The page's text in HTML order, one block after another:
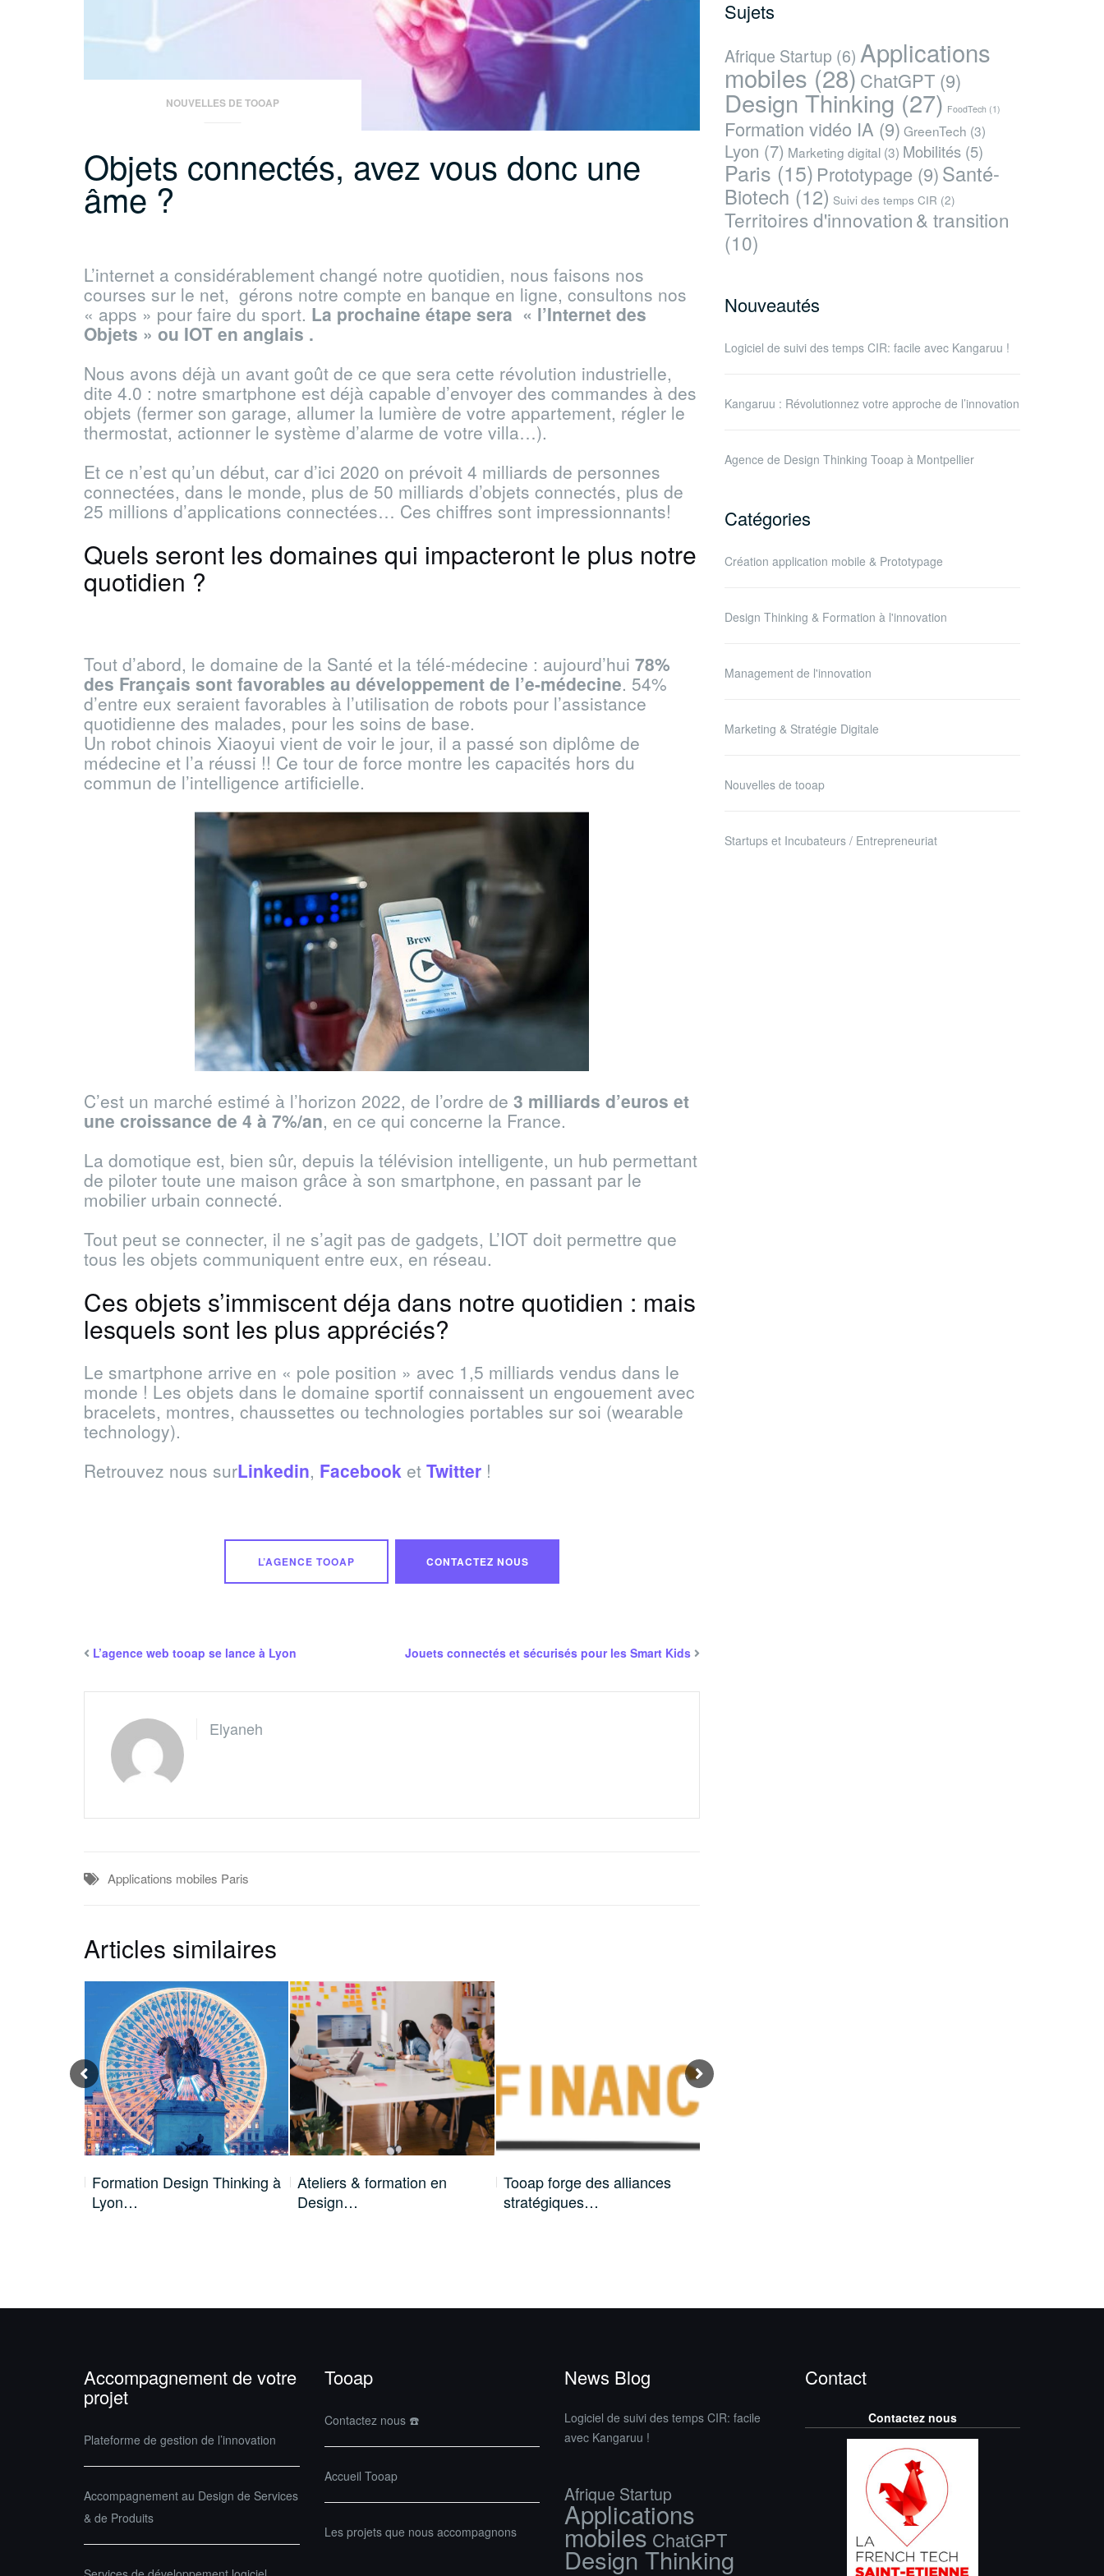
NOUVELLES DE TOOAP
Objets connectés, avez vous donc une
âme ?
L’internet a considérablement changé notre quotidien, nous faisons nos
courses sur le net, gérons notre compte en banque en ligne, consultons nos
« apps » pour faire du sport. La prochaine étape sera « l’Internet des
Objets » ou IOT en anglais .
Nous avons déjà un avant goût de ce que sera cette révolution industrielle,
dite 4.0 : notre smartphone est déjà capable d’envoyer des commandes à des
objets (fermer son garage, allumer la lumière de votre appartement, régler le
thermostat, actionner le système d’alarme de votre villa…).
Et ce n’est qu’un début, car d’ici 2020 on prévoit 4 milliards de personnes
connectées, dans le monde, plus de 50 milliards d’objets connectés, plus de
25 millions d’applications connectées… Ces chiffres sont impressionnants!
Quels seront les domaines qui impacteront le plus notre
quotidien ?
Tout d’abord, le domaine de la Santé et la télé-médecine : aujourd’hui 78%
des Français sont favorables au développement de l’e-médecine. 54%
d’entre eux seraient favorables à l’utilisation de robots pour l’assistance
quotidienne des malades, pour les soins de base.
Un robot chinois Xiaoyui vient de voir le jour, il a passé son diplôme de
médecine et l’a réussi !! Ce tour de force montre les capacités hors du
commun de l’intelligence artificielle.
C’est un marché estimé à l’horizon 2022, de l’ordre de 3 milliards d’euros et
une croissance de 4 à 7%/an, en ce qui concerne la France.
La domotique est, bien sûr, depuis la télévision intelligente, un hub permettant
de piloter toute une maison grâce à son smartphone, en passant par le
mobilier urbain connecté.
Tout peut se connecter, il ne s’agit pas de gadgets, L’IOT doit permettre que
tous les objets communiquent entre eux, en réseau.
Ces objets s’immiscent déja dans notre quotidien : mais
lesquels sont les plus appréciés?
Le smartphone arrive en « pole position » avec 1,5 milliards vendus dans le
monde ! Les objets dans le domaine sportif connaissent un engouement avec
bracelets, montres, chaussettes ou technologies portables sur soi (wearable
technology).
Retrouvez nous surLinkedin, Facebook et Twitter !
L’AGENCE TOOAP CONTACTEZ NOUS
L’agence web tooap se lance à Lyon Jouets connectés et sécurisés pour les Smart Kids
Elyaneh
Applications mobiles Paris
Articles similaires
Formation Design Thinking à
Lyon…
Ateliers & formation en
Design…
Tooap forge des alliances
stratégiques…
Sujets
Afrique Startup (6) Applications
mobiles (28) ChatGPT (9)
Design Thinking (27) FoodTech (1)
Formation vidéo IA (9) GreenTech (3)
Lyon (7) Marketing digital (3) Mobilités (5)
Paris (15) Prototypage (9)Santé-
Biotech (12) Suivi des temps CIR (2)
Territoires d'innovation & transition
(10)
Nouveautés
Logiciel de suivi des temps CIR: facile avec Kangaruu !
Kangaruu : Révolutionnez votre approche de l’innovation
Agence de Design Thinking Tooap à Montpellier
Catégories
Création application mobile & Prototypage
Design Thinking & Formation à l'innovation
Management de l'innovation
Marketing & Stratégie Digitale
Nouvelles de tooap
Startups et Incubateurs / Entrepreneuriat
Accompagnement de votre
projet
Plateforme de gestion de l’innovation
Accompagnement au Design de Services
& de Produits
Tooap
Contactez nous ☎️
Accueil Tooap
Les projets que nous accompagnons
News Blog
Logiciel de suivi des temps CIR: facile
avec Kangaruu !
Afrique Startup
Applications
mobiles ChatGPT
Design Thinking
Contact
Contactez nous